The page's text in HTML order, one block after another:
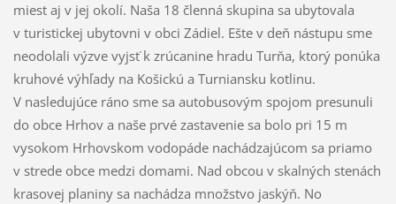
miest aj v jej okolí. Naša 18 členná skupina sa ubytovala
v turistickej ubytovni v obci Zádiel. Ešte v deň nástupu sme
neodolali výzve vyjsť k zrúcanine hradu Turňa, ktorý ponúka
kruhové výhľady na Košickú a Turniansku kotlinu.
V nasledujúce ráno sme sa autobusovým spojom presunuli
do obce Hrhov a naše prvé zastavenie sa bolo pri 15 m
vysokom Hrhovskom vodopáde nachádzajúcom sa priamo
v strede obce medzi domami. Nad obcou v skalných stenách
krasovej planiny sa nachádza množstvo jaskýň. No